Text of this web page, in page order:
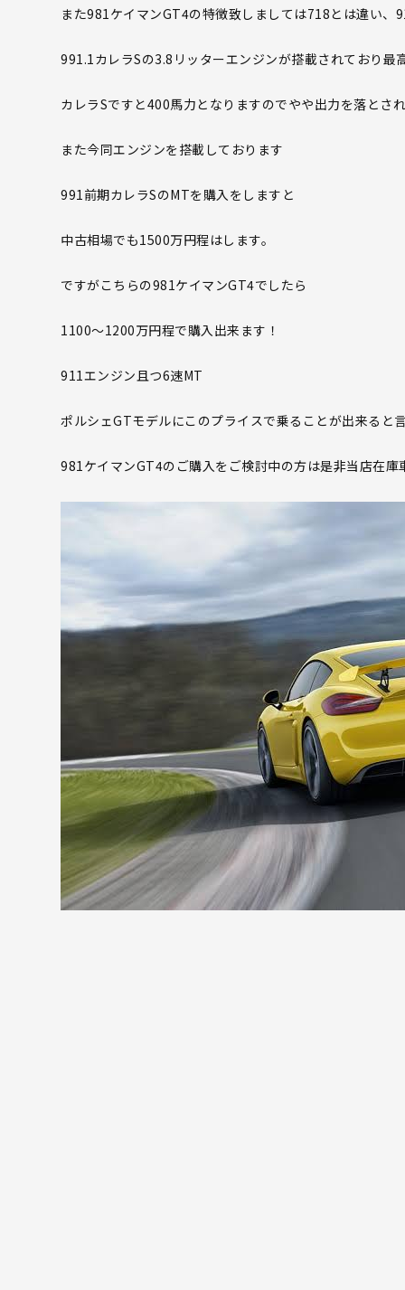
また981ケイマンGT4の特徴致しましては718とは違い、
991.1カレラSの3.8リッターエンジンが搭載されており最
カレラSですと400馬力となりますのでやや出力を落とさ
また今同エンジンを搭載しております
991前期カレラSのMTを購入をしますと
中古相場でも1500万円程はします。
ですがこちらの981ケイマンGT4でしたら
1100〜1200万円程で購入出来ます！
911エンジン且つ6速MT
ポルシェGTモデルにこのプライスで乗ることが出来ると
981ケイマンGT4のご購入をご検討中の方は是非当店在